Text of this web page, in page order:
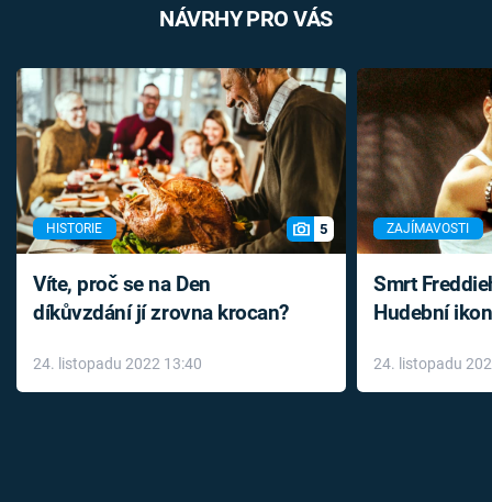
NÁVRHY PRO VÁS
HISTORIE 5
Víte, proč se na Den
díkůvzdání jí zrovna krocan?
24. listopadu 2022 13:40
ZAJÍMAVOSTI
Smrt
Hudební
léky
24. listopadu